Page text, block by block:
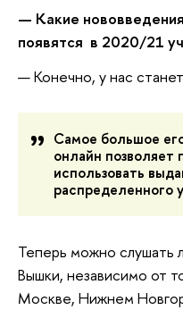
— Какие
появятся в 2020/21
— Конечно, у нас
Самое большое
онлайн
использовать
распределенного
Теперь можно слушать
Вышки, независимо от
Москве, Нижнем